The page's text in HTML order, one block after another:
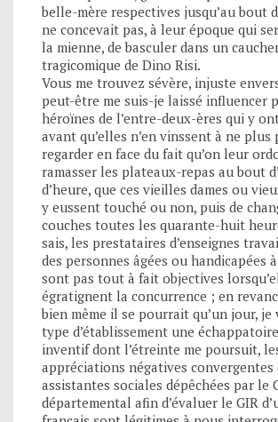
belle-mère respectives jusqu’au bout
ne concevait pas, à leur époque qui
la mienne, de basculer dans un
tragicomique de Dino Risi.
Vous me trouvez sévère, injuste
peut-être me suis-je laissé influencer
héroïnes de l’entre-deux-ères qui y
avant qu’elles n’en vinssent à ne plus
regarder en face du fait qu’on leur
ramasser les plateaux-repas au bout
d’heure, que ces vieilles dames ou
y eussent touché ou non, puis de
couches toutes les quarante-huit
sais, les prestataires d’enseignes
des personnes âgées ou handicapées
sont pas tout à fait objectives
égratignent la concurrence ; en
bien même il se pourrait qu’un jour, je
type d’établissement une
inventif dont l’étreinte me poursuit,
appréciations négatives convergentes
assistantes sociales dépêchées par le
départemental afin d’évaluer le GIR